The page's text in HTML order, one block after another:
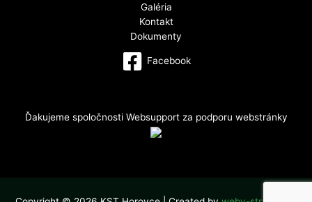
Galéria
Kontakt
Dokumenty
Facebook
Ďakujeme spoločnosti Websupport za podporu webstránky